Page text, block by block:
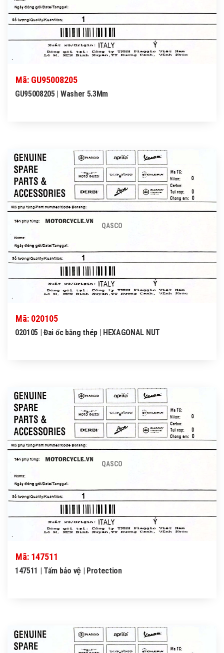
Mã: GU95008205
GU95008205 | Washer 5.3Mm
QASCO
Mã: 020105
020105 | Đai ốc bằng thép | HEXAGONAL NUT
QASCO
Mã: 147511
147511 | Tấm bảo vệ | Protection